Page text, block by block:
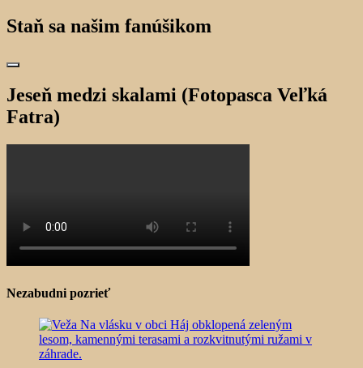
Staň sa našim fanúšikom
Jeseň medzi skalami (Fotopasca Veľká
Fatra)
Nezabudni pozrieť